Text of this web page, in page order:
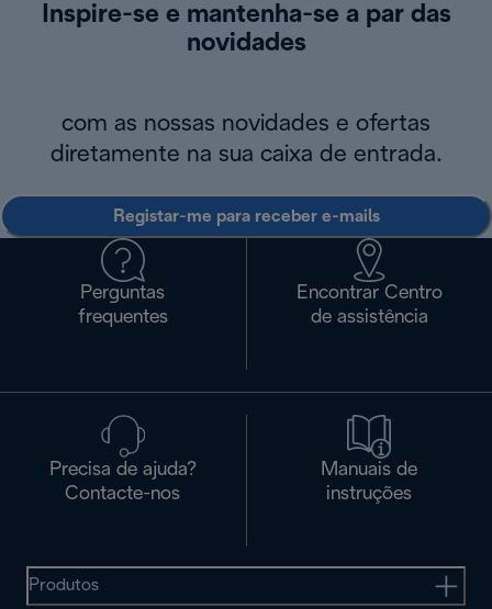
Inspire-se e mantenha-se a par das
novidades
com as nossas novidades e ofertas
diretamente na sua caixa de entrada.
Registar-me para receber e-mails
Perguntas
frequentes
Encontrar Centro
de assistência
Precisa de ajuda?
Contacte-nos
Manuais de
instruções
Produtos